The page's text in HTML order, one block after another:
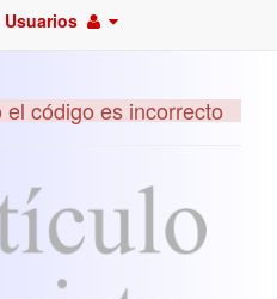
Usuarios
código es incorrecto